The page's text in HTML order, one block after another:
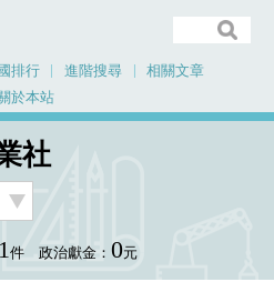
排行 進階搜尋
相關文章
於本站
社
1件 政治獻金： 0元